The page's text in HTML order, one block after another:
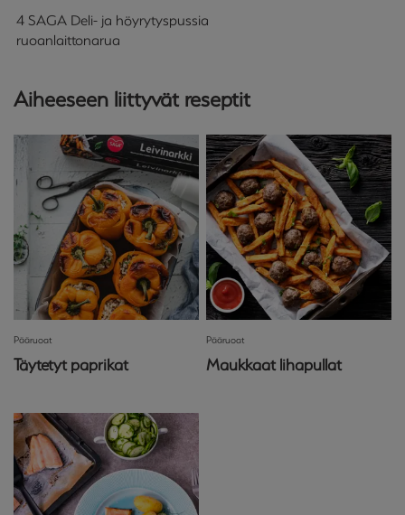
4 SAGA Deli- ja höyrytyspussia
ruoanlaittonarua
Aiheeseen liittyvät reseptit
Pääruoat
Täytetyt paprikat
Pääruoat
Maukkaat lihapullat